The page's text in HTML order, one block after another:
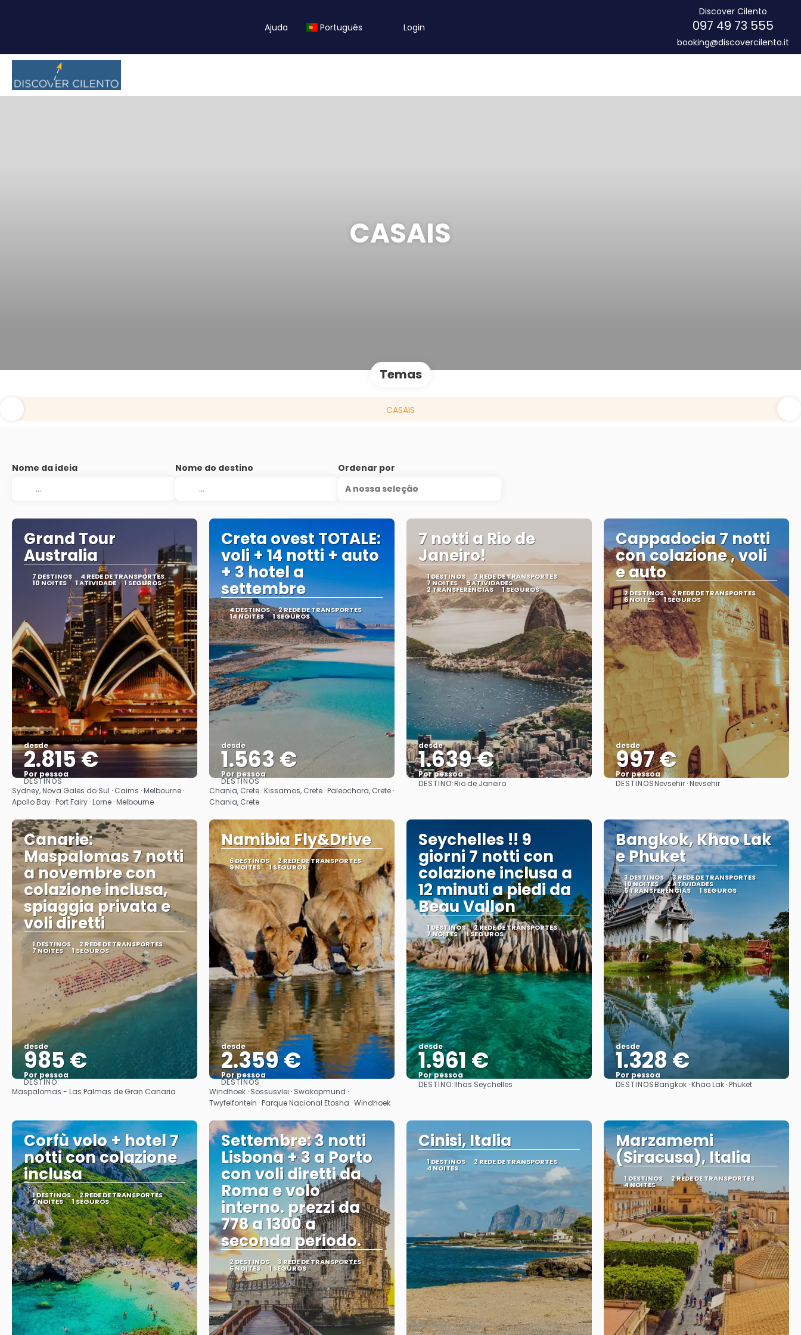
Ajuda Português Login
Discover Cilento
097 49 73 555
booking@discovercilento.it
CASAIS
Temas
CASAIS
Nome da ideia Nome do destino
Ordenar por
A nossa seleção
Grand Tour
Australia
7 DESTINOS 4 REDE DE TRANSPORTES
10 NOITES 1 ATIVIDADE 1 SEGUROS
desde
2.815 €
Por pessoa
Vejo
DESTINOS
Sydney, Nova Gales do Sul · Cairns · Melbourne ·
Apollo Bay · Port Fairy · Lorne · Melbourne
Creta ovest TOTALE:
voli + 14 notti + auto
+ 3 hotel a
settembre
4 DESTINOS 2 REDE DE TRANSPORTES
14 NOITES 1 SEGUROS
desde
1.563 €
Por pessoa
Vejo
DESTINOS
Chania, Crete · Kissamos, Crete · Paleochora, Crete ·
Chania, Crete
7 notti a Rio de
Janeiro!
1 DESTINOS 2 REDE DE TRANSPORTES
7 NOITES 5 ATIVIDADES
2 TRANSFERÊNCIAS 1 SEGUROS
desde
1.639 €
Por pessoa
Vejo
DESTINO:Rio de Janeiro
Cappadocia 7 notti
con colazione , voli
e auto
2 DESTINOS 2 REDE DE TRANSPORTES
6 NOITES 1 SEGUROS
desde
997 €
Por pessoa
Vejo
DESTINOSNevsehir · Nevsehir
Canarie:
Maspalomas 7 notti
a novembre con
colazione inclusa,
spiaggia privata e
voli diretti
1 DESTINOS 2 REDE DE TRANSPORTES
7 NOITES 1 SEGUROS
desde
985 €
Por pessoa
Vejo
DESTINO:
Maspalomas - Las Palmas de Gran Canaria
Namibia Fly&Drive
6 DESTINOS 2 REDE DE TRANSPORTES
9 NOITES 1 SEGUROS
desde
2.359 €
Por pessoa
Vejo
DESTINOS
Windhoek · Sossusvlei · Swakopmund ·
Twyfelfontein · Parque Nacional Etosha · Windhoek
Seychelles !! 9
giorni 7 notti con
colazione inclusa a
12 minuti a piedi da
Beau Vallon
1 DESTINOS 2 REDE DE TRANSPORTES
7 NOITES 1 SEGUROS
desde
1.961 €
Por pessoa
Vejo
DESTINO:Ilhas Seychelles
Bangkok, Khao Lak
e Phuket
3 DESTINOS 3 REDE DE TRANSPORTES
10 NOITES 2 ATIVIDADES
5 TRANSFERÊNCIAS 1 SEGUROS
desde
1.328 €
Por pessoa
Vejo
DESTINOSBangkok · Khao Lak · Phuket
Corfù volo + hotel 7
notti con colazione
inclusa
1 DESTINOS 2 REDE DE TRANSPORTES
7 NOITES 1 SEGUROS
Settembre: 3 notti
Lisbona + 3 a Porto
con voli diretti da
Roma e volo
interno. prezzi da
778 a 1300 a
seconda periodo.
2 DESTINOS 3 REDE DE TRANSPORTES
6 NOITES 1 SEGUROS
Cinisi, Italia
1 DESTINOS 2 REDE DE TRANSPORTES
4 NOITES
Marzamemi
(Siracusa), Italia
1 DESTINOS 2 REDE DE TRANSPORTES
4 NOITES